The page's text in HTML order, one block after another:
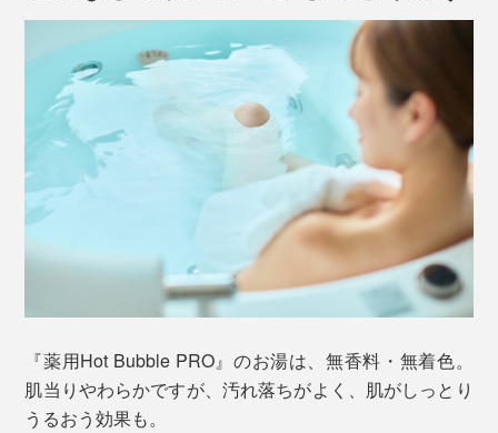
重炭酸イオンがたっぷり溶け込んだ、中性の“重炭酸
湯”は、まさに“究極の炭酸湯”。
街の中心部に、炭酸泉が湧いている、ドイツのバートナウハイム
小星さんは、バートナウハイムの自然炭酸泉に浸かる
と、驚くほど体が温まって、肌もツルツルになることに
心底驚いたそう。
この感動を、これから日本の予防医療の時代に役立てた
いと、定年後、「重炭酸イオン入浴剤」の開発を始めま
独・バートナウハイムや大分・長湯温泉の自然炭酸泉
は、地下数百mから1000m級の高圧下で噴出した炭酸ガ
スが、地下水に溶け込んで生まれている――。
その心地よさから、体のケアに厳しいプロサッカーチー
ムや、メジャーリーグで活躍する野球選手といった、多
くのアスリートたちも、同じく重炭酸イオン入浴を採用
『薬用Hot Bubble PRO』のお湯は、無香料・無着色。
肌当りやわらかですが、汚れ落ちがよく、肌がしっとり
うるおう効果も。